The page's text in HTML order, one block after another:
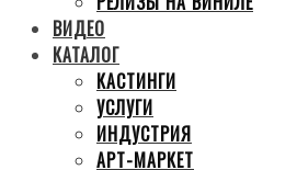
ВИДЕО
КАТАЛОГ
КАСТИНГИ
УСЛУГИ
ИНДУСТРИЯ
АРТ-МАРКЕТ